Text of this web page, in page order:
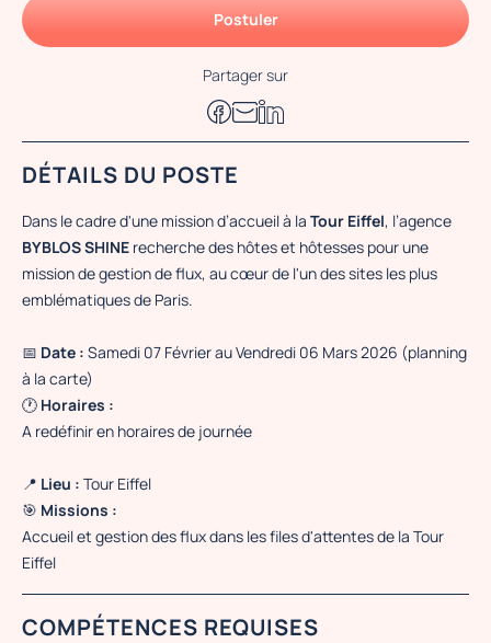
Postuler
Partager sur
DÉTAILS DU POSTE
Dans le cadre d'une mission d’accueil à la Tour Eiffel, l’agence
BYBLOS SHINE recherche des hôtes et hôtesses pour une
mission de gestion de flux, au cœur de l'un des sites les plus
emblématiques de Paris.
📅 Date : Samedi 07 Février au Vendredi 06 Mars 2026 (planning
à la carte)
🕐 Horaires :
A redéfinir en horaires de journée
📍 Lieu : Tour Eiffel
🎯 Missions :
Accueil et gestion des flux dans les files d'attentes de la Tour
Eiffel
COMPÉTENCES REQUISES